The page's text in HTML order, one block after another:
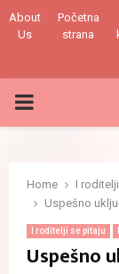
About
Us
Početna
strana
PRIMARY
Home
I
Uspešno
I roditelji se pitaju
Uspešno